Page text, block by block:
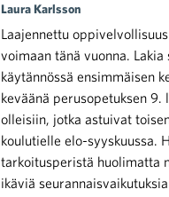
Laura Karlsson
Laajennettu
voimaan tänä vuonna.
käytännössä ensimmäisen
keväänä perusopetuksen 9.
olleisiin, jotka astuivat
koulutielle elo-syyskuussa.
tarkoitusperistä huolimatta
ikäviä seurannaisvaikutuksia